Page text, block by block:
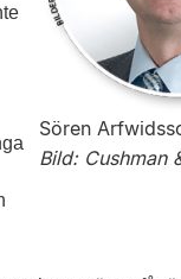
Sören
Bild: Cushman